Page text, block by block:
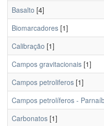
Basalto [4]
Biomarcadores [1]
Calibração [1]
Campos gravitacionais [1]
Campos petroliferos [1]
Campos petrolíferos -
Carbonatos [1]